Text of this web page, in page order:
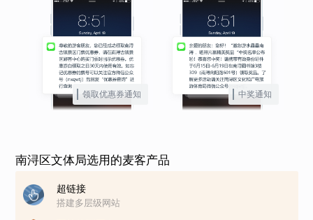
领取优惠券通知 中奖通知
南浔区文体局选用的麦客产品
超链接
搭建多层级网站